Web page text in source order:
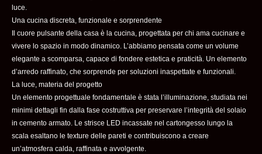
luce.
Una cucina discreta, funzionale e sorprendente
Il cuore pulsante della casa è la cucina, progettata per chi ama cucinare e
vivere lo spazio in modo dinamico. L’abbiamo pensata come un volume
elegante a scomparsa, capace di fondere estetica e praticità. Un elemento
d’arredo raffinato, che sorprende per soluzioni inaspettate e funzionali.
La luce, materia del progetto
Un elemento progettuale fondamentale è stata l’illuminazione, studiata nei
minimi dettagli fin dalla fase costruttiva per preservare l’integrità del solaio
in cemento armato. Le strisce LED incassate nel cartongesso lungo la
scala esaltano le texture delle pareti e contribuiscono a creare
un’atmosfera calda, raffinata e avvolgente.